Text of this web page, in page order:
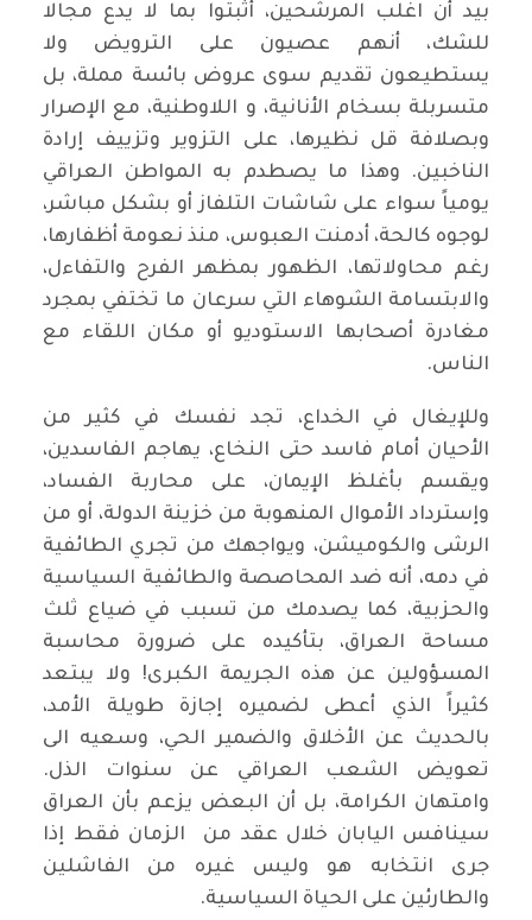
بيد أن اغلب المرشحين، أثبتوا بما لا يدع مجالا
للشك، أنهم عصيون على الترويض ولا
يستطيعون تقديم سوى عروض بائسة مملة، بل
متسربلة بسخام الأنانية، و اللاوطنية، مع الإصرار
وبصلافة قل نظيرها، على التزوير وتزييف إرادة
الناخبين. وهذا ما يصطدم به المواطن العراقي
يومياً سواء على شاشات التلفاز أو بشكل مباشر،
لوجوه كالحة، أدمنت العبوس، منذ نعومة أظفارها،
رغم محاولاتها، الظهور بمظهر الفرح والتفاءل،
والابتسامة الشوهاء التي سرعان ما تختفي بمجرد
مغادرة أصحابها الاستوديو أو مكان اللقاء مع
الناس.
وللإيغال في الخداع، تجد نفسك في كثير من
الأحيان أمام فاسد حتى النخاع، يهاجم الفاسدين،
ويقسم بأغلظ الإيمان، على محاربة الفساد،
وإسترداد الأموال المنهوبة من خزينة الدولة، أو من
الرشى والكوميشن، ويواجهك من تجري الطائفية
في دمه، أنه ضد المحاصصة والطائفية السياسية
والحزبية، كما يصدمك من تسبب في ضياع ثلث
مساحة العراق، بتأكيده على ضرورة محاسبة
المسؤولين عن هذه الجريمة الكبرى! ولا يبتعد
كثيراً الذي أعطى لضميره إجازة طويلة الأمد،
بالحديث عن الأخلاق والضمير الحي، وسعيه الى
تعويض الشعب العراقي عن سنوات الذل.
وامتهان الكرامة، بل أن البعض يزعم بأن العراق
سينافس اليابان خلال عقد من الزمان فقط إذا
جرى انتخابه هو وليس غيره من الفاشلين
والطارئين على الحياة السياسية.